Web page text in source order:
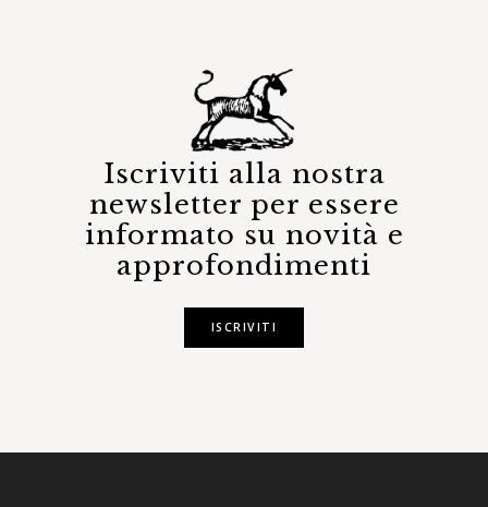
Iscriviti alla nostra
newsletter per essere
informato su novità e
approfondimenti
ISCRIVITI